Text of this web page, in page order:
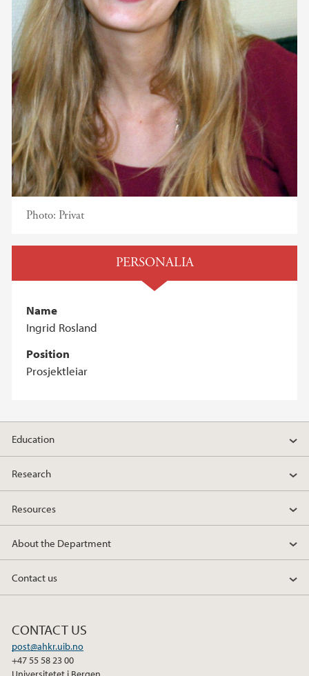
Photo: Privat
PERSONALIA
Name
Ingrid Rosland
Position
Prosjektleiar
Education
Research
Resources
About the Department
Contact us
CONTACT US
post@ahkr.uib.no
+47 55 58 23 00